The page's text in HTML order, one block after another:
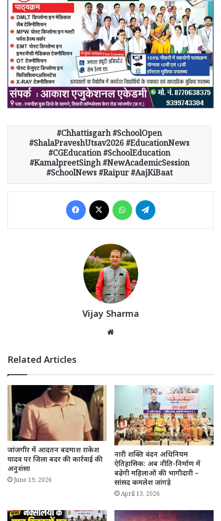
Chhattisgarh #SchoolOpen
#ShalaPraveshUtsav2026 #EducationNews
#CGEducation #SchoolEducation
#KamalpreetSingh #NewAcademicSession
#SchoolNews #Raipur #AajKiBaat
Facebook WhatsApp
Vijay Sharma
Related Articles
जांजगीर में आदतन बदमाश राकेश
यादव पर जिला बदर की कार्रवाई की
अनुशंसा
June 19, 2026
नारी शक्ति वंदन अधिनियम
ऐतिहासिक: अब नीति-निर्माण में
बढ़ेगी महिलाओं की भागीदारी –
सांसद कमलेश जांगड़े
April 13, 2026